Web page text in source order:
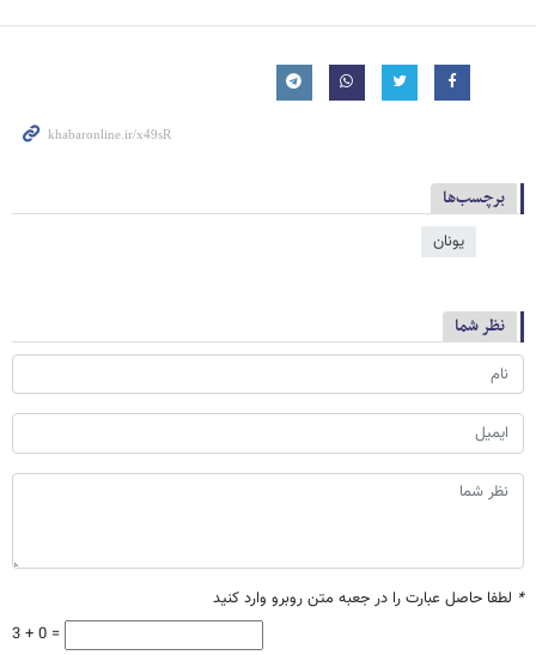
برچسب‌ها
یونان
نظر شما
* لطفا حاصل عبارت را در جعبه متن روبرو وارد کنید
3 + 0 =